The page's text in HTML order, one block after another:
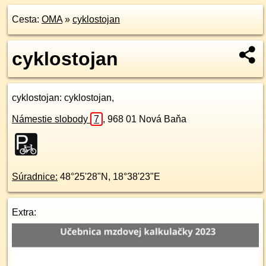
Cesta: OMA» cyklostojan
cyklostojan
cyklostojan: cyklostojan,
Námestie slobody 7 , 968 01 Nová Baňa
Súradnice: 48°25'28"N , 18°38'23"E
Extra: